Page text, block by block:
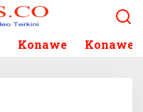
Konawe Konawe